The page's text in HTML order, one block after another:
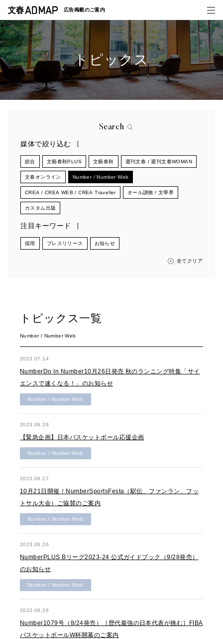
広告掲載のご案内
媒体紹介
トピックス
Search
媒体で絞り込む
総合 文藝春秋PLUS 文藝春秋 週刊文春 / 週刊文春WOMAN
文春オンライン Number / Number Web
CREA / CREA WEB / CREA Traveller オール讀物 / 文學界
カスタム出版
注目キーワード
採用 プレスリリース お知らせ
全てクリア
トピックス一覧
Number / Number Web
2023.07.14
NumberDo In Number10月26日発売 秋のランニング特集「サイ
エンスで速くなる！」のお知らせ
Number / Number Web
2023.06.28
【緊急企画】日本バスケットボール応援企画
Number / Number Web
2023.06.27
10月21日開催！NumberSportsFesta（駅伝、ファンラン、フッ
トサル大会）ご協賛のご案内
Number / Number Web
2023.06.26
NumberPLUS Bリーグ2023-24 公式ガイドブック（9/28発売）
のお知らせ
Number / Number Web
2023.06.26
Number1079号（8/24発売）［歴代最強の日本代表が挑む］FIBA
バスケットボールW杯開幕のご案内